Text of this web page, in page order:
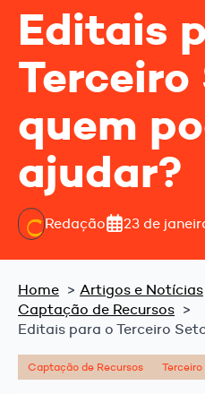
Editais
Terceiro
quem
ajudar?
Redação 23 de
Home Artigos e Notícias
Captação de Recursos
Editais para o Terceiro
Captação de Recursos